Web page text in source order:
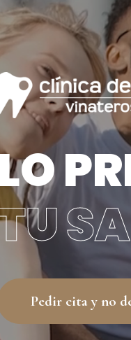
Pedir cita y no